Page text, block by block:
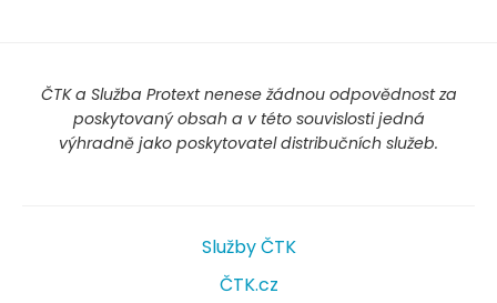
ČTK a Služba Protext nenese žádnou odpovědnost za
poskytovaný obsah a v této souvislosti jedná
výhradně jako poskytovatel distribučních služeb.
Služby ČTK
ČTK.cz